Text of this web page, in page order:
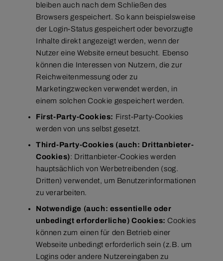
bleiben auch nach dem Schließen des
Browsers gespeichert. So kann beispielsweise
der Login-Status gespeichert oder bevorzugte
Inhalte direkt angezeigt werden, wenn der
Nutzer eine Website erneut besucht. Ebenso
können die Interessen von Nutzern, die zur
Reichweitenmessung oder zu
Marketingzwecken verwendet werden, in
einem solchen Cookie gespeichert werden.
First-Party-Cookies: First-Party-Cookies
werden von uns selbst gesetzt.
Third-Party-Cookies (auch: Drittanbieter-
Cookies): Drittanbieter-Cookies werden
hauptsächlich von Werbetreibenden (sog.
Dritten) verwendet, um Benutzerinformationen
zu verarbeiten.
Notwendige (auch: essentielle oder
unbedingt erforderliche) Cookies: Cookies
können zum einen für den Betrieb einer
Webseite unbedingt erforderlich sein (z.B. um
Logins oder andere Nutzereingaben zu